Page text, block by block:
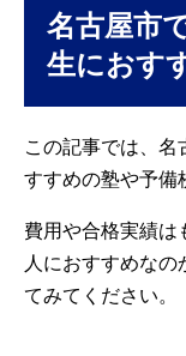
名古屋市
生におす
この記事では、名
すすめの塾や予備
費用や合格実績は
人におすすめなの
てみてください。